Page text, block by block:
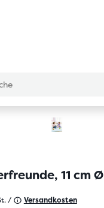
11 cm Ø
/ Versandkosten